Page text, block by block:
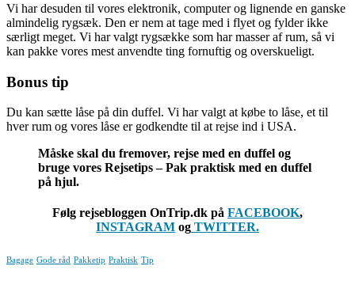
Vi har desuden til vores elektronik, computer og lignende en ganske
almindelig rygsæk. Den er nem at tage med i flyet og fylder ikke
særligt meget. Vi har valgt rygsække som har masser af rum, så vi
kan pakke vores mest anvendte ting fornuftig og overskueligt.
Bonus tip
Du kan sætte låse på din duffel. Vi har valgt at købe to låse, et til
hver rum og vores låse er godkendte til at rejse ind i USA.
Måske skal du fremover, rejse med en duffel og
bruge vores Rejsetips – Pak praktisk med en duffel
på hjul.
Følg rejsebloggen OnTrip.dk på FACEBOOK,
INSTAGRAM og TWITTER.
Bagage Gode råd Pakketip Praktisk Tip